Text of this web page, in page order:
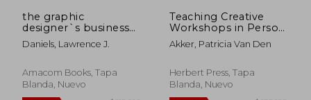
the graphic
designer`s business
survival guide
Daniels, Lawrence J.
Amacom Books, Tapa
Blanda, Nuevo
Teaching Creative
Workshops in Person
and Online (en
Inglés)
Akker, Patricia Van Den
Herbert Press, Tapa
Blanda, Nuevo